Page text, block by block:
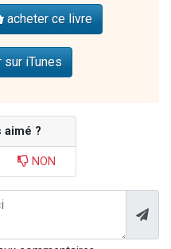
acheter ce livre
iTunes
aimé ?
NON